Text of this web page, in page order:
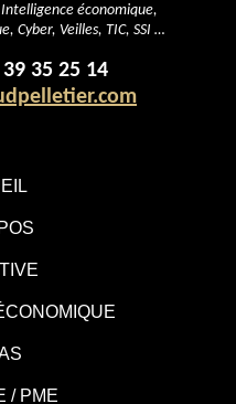
/ PME
économique,
Cyber, Veilles, TIC, SSI …
35 25 14